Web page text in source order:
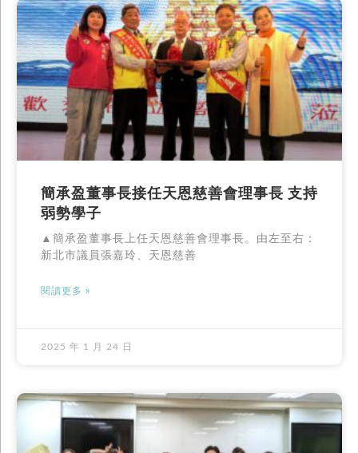
簡承盈董事長接任天恩慈善會理事長 支持
弱勢學子
▲簡承盈董事長上任天恩慈善會理事長。由左至右：
新北市議員張嘉玲、天恩慈善
閱讀更多 »
2025 年 1 月 24 日